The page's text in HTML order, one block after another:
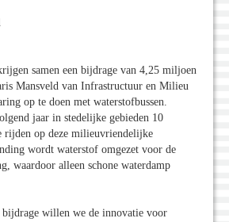
samen een bijdrage van 4,25 miljoen
Mansveld van Infrastructuur en Milieu
op te doen met waterstofbussen.
jaar in stedelijke gebieden 10
rijden op deze milieuvriendelijke
wordt waterstof omgezet voor de
waardoor alleen schone waterdamp
bijdrage willen we de innovatie voor